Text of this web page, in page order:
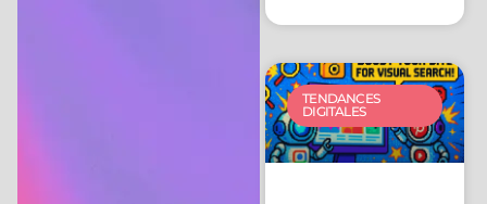
TENDANCES
DIGITALES